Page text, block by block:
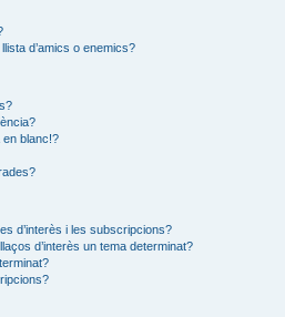
d’amics o enemics?
en blanc!?
d’interès i les subscripcions?
d’interès un tema determinat?